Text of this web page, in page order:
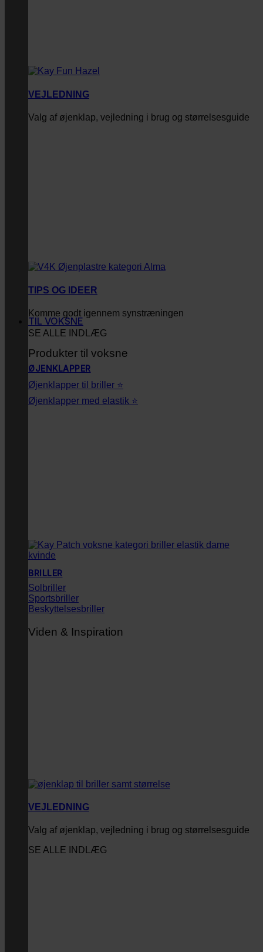
VEJLEDNING
Valg af øjenklap, vejledning i brug og størrelsesguide
TIPS OG IDEER
Komme godt igennem synstræningen
SE ALLE INDLÆG
TIL VOKSNE
Produkter til voksne
ØJENKLAPPER
Øjenklapper til briller ⭐
Øjenklapper med elastik ⭐
BRILLER
Solbriller
Sportsbriller
Beskyttelsesbriller
Viden & Inspiration
VEJLEDNING
Valg af øjenklap, vejledning i brug og størrelsesguide
SE ALLE INDLÆG